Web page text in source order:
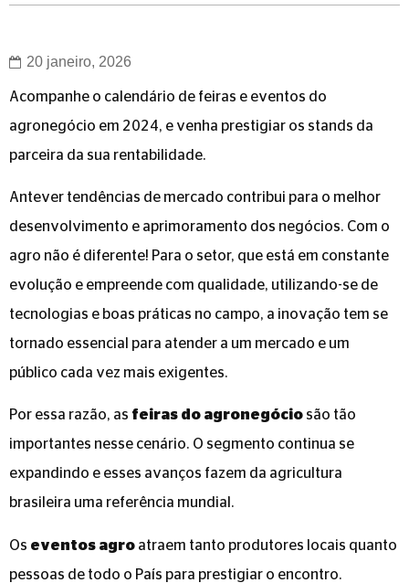
20 janeiro, 2026
Acompanhe o calendário de feiras e eventos do
agronegócio em 2024, e venha prestigiar os stands da
parceira da sua rentabilidade.
Antever tendências de mercado contribui para o melhor
desenvolvimento e aprimoramento dos negócios. Com o
agro não é diferente! Para o setor, que está em constante
evolução e empreende com qualidade, utilizando-se de
tecnologias e boas práticas no campo, a inovação tem se
tornado essencial para atender a um mercado e um
público cada vez mais exigentes.
Por essa razão, as feiras do agronegócio são tão
importantes nesse cenário. O segmento continua se
expandindo e esses avanços fazem da agricultura
brasileira uma referência mundial.
Os eventos agro atraem tanto produtores locais quanto
pessoas de todo o País para prestigiar o encontro.